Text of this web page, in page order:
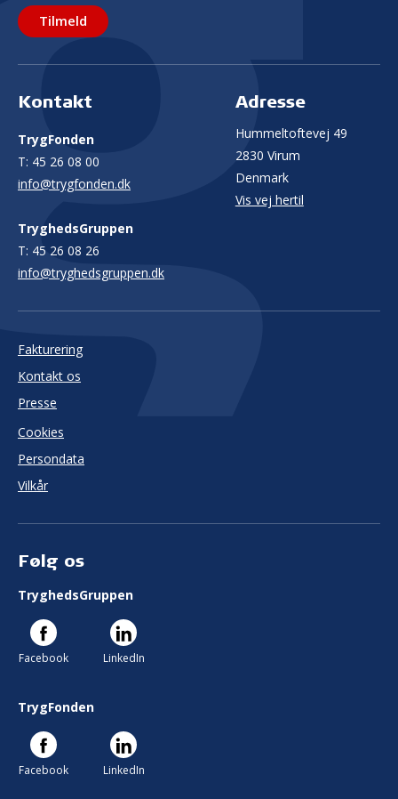
Tilmeld
Kontakt
TrygFonden
T: 45 26 08 00
info@trygfonden.dk
TryghedsGruppen
T: 45 26 08 26
info@tryghedsgruppen.dk
Adresse
Hummeltoftevej 49
2830 Virum
Denmark
Vis vej hertil
Fakturering
Kontakt os
Presse
Cookies
Persondata
Vilkår
Følg os
TryghedsGruppen
Facebook LinkedIn
TrygFonden
Facebook LinkedIn